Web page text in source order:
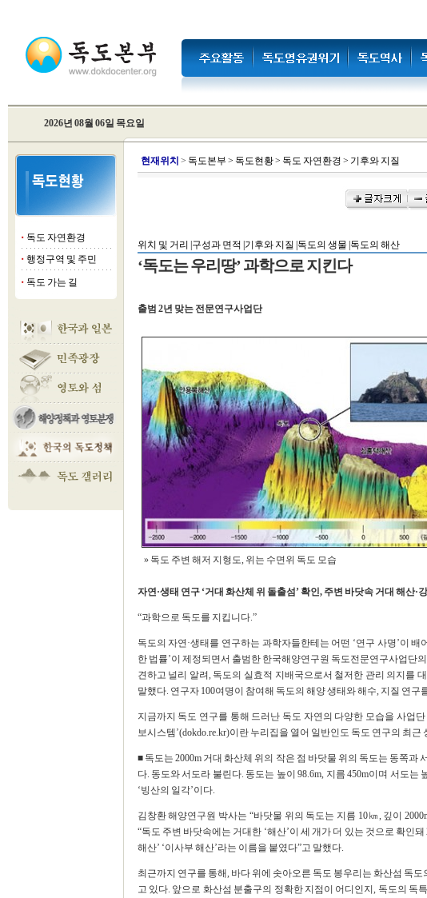
2026년 08월 06일 목요일
■ 독도 자연환경
■ 행정구역 및 주민
■ 독도 가는 길
현재위치 > 독도본부 > 독도현황> 독도 자연환경 > 기후와 지질
위치 및 거리 | 구성과 면적 | 기후와 지질 | 독도의 생물 | 독도의 해산
‘독도는 우리땅’ 과학으로 지킨다
출범 2년 맞는 전문연구사업단
» 독도 주변 해저 지형도, 위는 수면위 독도 모습
자연·생태 연구 ‘거대 화산체 위 돌출섬’ 확인, 주변 바닷속 거대 해산·
“과학으로 독도를 지킵니다.”
독도의 자연·생태를 연구하는 과학자들한테는 어떤 ‘연구 사명’이
한 법률’이 제정되면서 출범한 한국해양연구원 독도전문연구사업단
견하고 널리 알려, 독도의 실효적 지배국으로서 철저한 관리 의지를
말했다. 연구자 100여명이 참여해 독도의 해양 생태와 해수, 지질 연구
지금까지 독도 연구를 통해 드러난 독도 자연의 다양한 모습을 사업
보시스템’(dokdo.re.kr)이란 누리집을 열어 일반인도 독도 연구의 최근
■ 독도는 2000m 거대 화산체 위의 작은 점 바닷물 위의 독도는 동쪽과
다. 동도와 서도라 불린다. 동도는 높이 98.6m, 지름 450m이며 서도는
‘빙산의 일각’이다.
김창환 해양연구원 박사는 “바닷물 위의 독도는 지름 10㎞, 깊이
“독도 주변 바닷속에는 거대한 ‘해산’이 세 개가 더 있는 것으로 확인
해산’ ‘이사부 해산’라는 이름을 붙였다”고 말했다.
최근까지 연구를 통해, 바다 위에 솟아오른 독도 봉우리는 화산섬 독
고 있다. 앞으로 화산섬 분출구의 정확한 지점이 어디인지, 독도의 독